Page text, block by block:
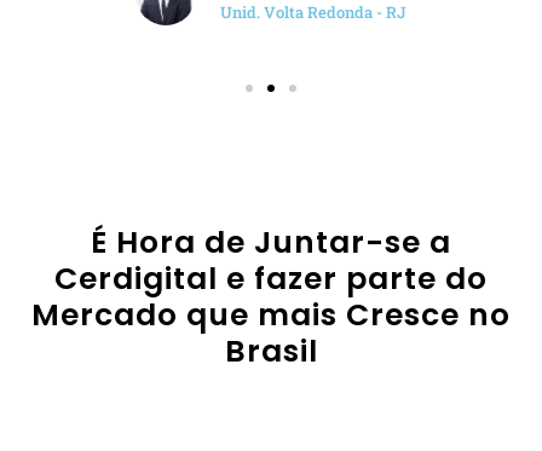
Unid. Volta Redonda - RJ
É Hora de Juntar-se a
Cerdigital e fazer parte do
Mercado que mais Cresce no
Brasil